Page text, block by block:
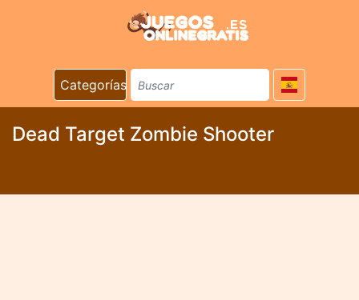
Categorías
Dead Target Zombie Shooter